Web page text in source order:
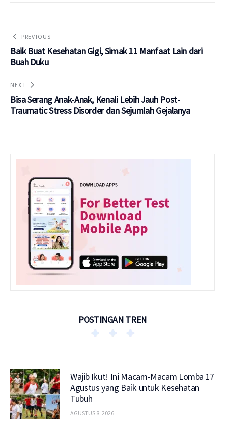
PREVIOUS
Baik Buat Kesehatan Gigi, Simak 11 Manfaat Lain dari
Buah Duku
NEXT
Bisa Serang Anak-Anak, Kenali Lebih Jauh Post-
Traumatic Stress Disorder dan Sejumlah Gejalanya
POSTINGAN TREN
Wajib Ikut! Ini Macam-Macam Lomba 17
Agustus yang Baik untuk Kesehatan
Tubuh
AGUSTUS 8, 2026